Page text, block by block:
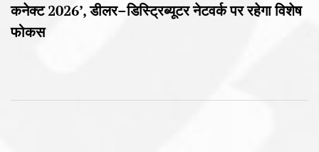
कनेक्ट 2026’, डीलर–डिस्ट्रिब्यूटर नेटवर्क पर रहेगा विशेष
फोकस